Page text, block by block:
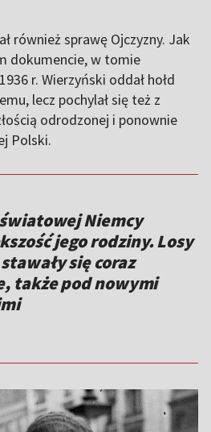
również sprawę Ojczyzny. Jak
dokumencie, w tomie
r. Wierzyński oddał hołd
lecz pochylał się też z
odrodzonej i ponownie
Polski.
Niemcy
jego rodziny. Losy
się coraz
także pod nowymi